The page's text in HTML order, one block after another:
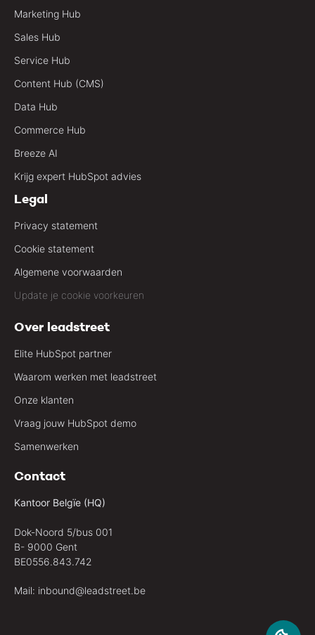
Marketing Hub
Sales Hub
Service Hub
Content Hub (CMS)
Data Hub
Commerce Hub
Breeze AI
Krijg expert HubSpot advies
Legal
Privacy statement
Cookie statement
Algemene voorwaarden
Update je cookie voorkeuren
Over leadstreet
Elite HubSpot partner
Waarom werken met leadstreet
Onze klanten
Vraag jouw HubSpot demo
Samenwerken
Contact
Kantoor Belgïe (HQ)
Dok-Noord 5/bus 001
B- 9000 Gent
BE0556.843.742
Mail: inbound@leadstreet.be